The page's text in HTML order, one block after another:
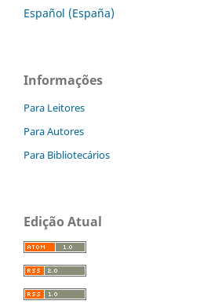
Español (España)
Informações
Para Leitores
Para Autores
Para Bibliotecários
Edição Atual